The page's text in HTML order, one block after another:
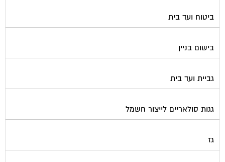
ביטוח ועד בית
בישום בניין
גביית ועד בית
גגות סולאריים לייצור חשמל
גז